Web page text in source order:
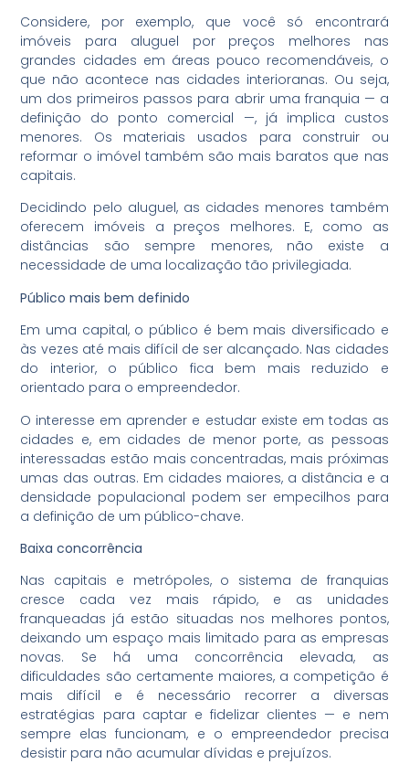
Considere, por exemplo, que você só encontrará
imóveis para aluguel por preços melhores nas
grandes cidades em áreas pouco recomendáveis, o
que não acontece nas cidades interioranas. Ou seja,
um dos primeiros passos para abrir uma franquia — a
definição do ponto comercial —, já implica custos
menores. Os materiais usados para construir ou
reformar o imóvel também são mais baratos que nas
capitais.
Decidindo pelo aluguel, as cidades menores também
oferecem imóveis a preços melhores. E, como as
distâncias são sempre menores, não existe a
necessidade de uma localização tão privilegiada.
Público mais bem definido
Em uma capital, o público é bem mais diversificado e
às vezes até mais difícil de ser alcançado. Nas cidades
do interior, o público fica bem mais reduzido e
orientado para o empreendedor.
O interesse em aprender e estudar existe em todas as
cidades e, em cidades de menor porte, as pessoas
interessadas estão mais concentradas, mais próximas
umas das outras. Em cidades maiores, a distância e a
densidade populacional podem ser empecilhos para
a definição de um público-chave.
Baixa concorrência
Nas capitais e metrópoles, o sistema de franquias
cresce cada vez mais rápido, e as unidades
franqueadas já estão situadas nos melhores pontos,
deixando um espaço mais limitado para as empresas
novas. Se há uma concorrência elevada, as
dificuldades são certamente maiores, a competição é
mais difícil e é necessário recorrer a diversas
estratégias para captar e fidelizar clientes — e nem
sempre elas funcionam, e o empreendedor precisa
desistir para não acumular dívidas e prejuízos.